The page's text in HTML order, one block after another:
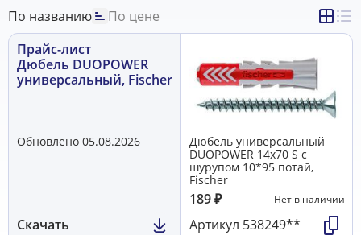
По названию
По цене
Прайс-лист
Дюбель DUOPOWER
универсальный, Fischer
Обновлено 05.08.2026
Скачать
Дюбель универсальный
DUOPOWER 14х70 S с
шурупом 10*95 потай,
Fischer
189₽ Нет в наличии
Артикул 538249**